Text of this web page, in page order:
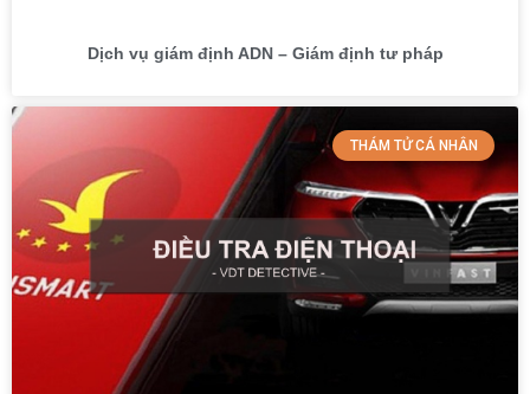
Dịch vụ giám định ADN – Giám định tư pháp
THÁM TỬ CÁ NHÂN